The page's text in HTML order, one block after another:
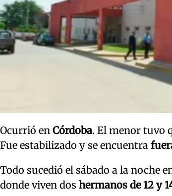
Ocurrió en Córdoba. El menor tuvo
Fue estabilizado y se encuentra
Todo sucedió el sábado a la noche
donde viven dos hermanos de 12 y